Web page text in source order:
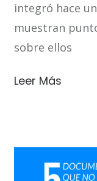
integró hace
muestran
sobre ellos
Leer Más